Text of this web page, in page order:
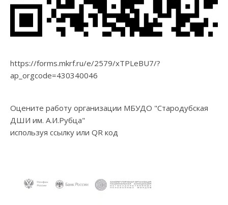
https://forms.mkrf.ru/e/2579/xTPLeBU7/?
ap_orgcode=430340046
Оцените работу организации МБУДО "Стародубская
ДШИ им. А.И.Рубца"
используя ссылку или QR код